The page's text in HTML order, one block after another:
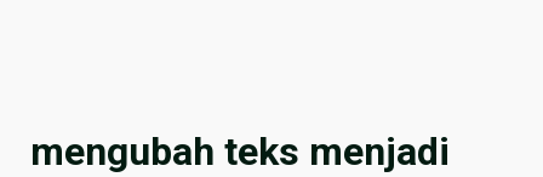
mengubah teks menjadi